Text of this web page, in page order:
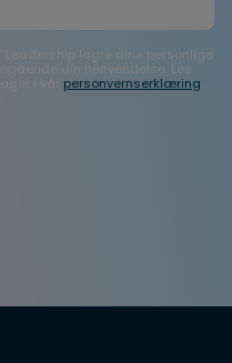
Leadership lagre dine personlige
din henvendelse. Les
personvernserklæring